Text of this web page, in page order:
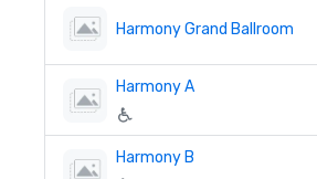
Harmony Grand Ballroom
Harmony A
Harmony B